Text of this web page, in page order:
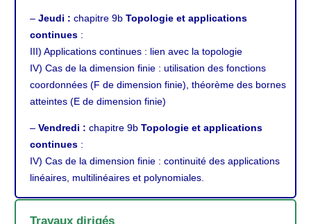
– Jeudi : chapitre 9b Topologie et applications
continues :
III) Applications continues : lien avec la topologie
IV) Cas de la dimension finie : utilisation des fonctions
coordonnées (F de dimension finie), théorème des bornes
atteintes (E de dimension finie)
– Vendredi : chapitre 9b Topologie et applications
continues :
IV) Cas de la dimension finie : continuité des applications
linéaires, multilinéaires et polynomiales.
Travaux dirigés